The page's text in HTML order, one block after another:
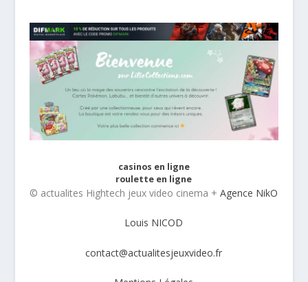
casinos en ligne
roulette en ligne
© actualites Hightech jeux video cinema +Agence NikO
Louis NICOD
contact@actualitesjeuxvideo.fr